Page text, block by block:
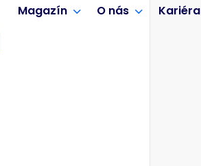
Magazín O nás Kariéra